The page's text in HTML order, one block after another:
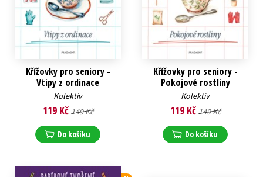
Křížovky pro seniory -
Vtipy z ordinace
Kolektiv
119 Kč 149 Kč
Do košíku
Křížovky pro seniory -
Pokojové rostliny
Kolektiv
119 Kč 149 Kč
Do košíku